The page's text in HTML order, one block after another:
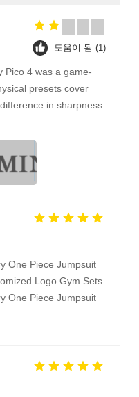
도움이 됨 (1)
Pico 4 was a game-
presets cover
in sharpness
One Piece Jumpsuit
Logo Gym Sets
One Piece Jumpsuit